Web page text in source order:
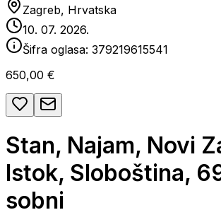
Zagreb, Hrvatska
10. 07. 2026.
Šifra oglasa: 379219615541
650,00 €
Stan, Najam, Novi
Istok, Sloboština,
sobni